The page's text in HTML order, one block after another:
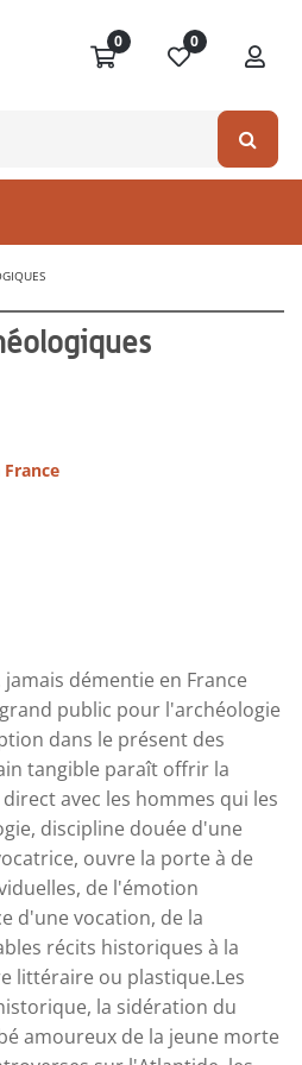
0 0
démentie en France
public pour l'archéologie
dans le présent des
tangible paraît offrir la
avec les hommes qui les
discipline douée d'une
ouvre la porte à de
de l'émotion
d'une vocation, de la
récits historiques à la
littéraire ou plastique.Les
la sidération du
amoureux de la jeune morte